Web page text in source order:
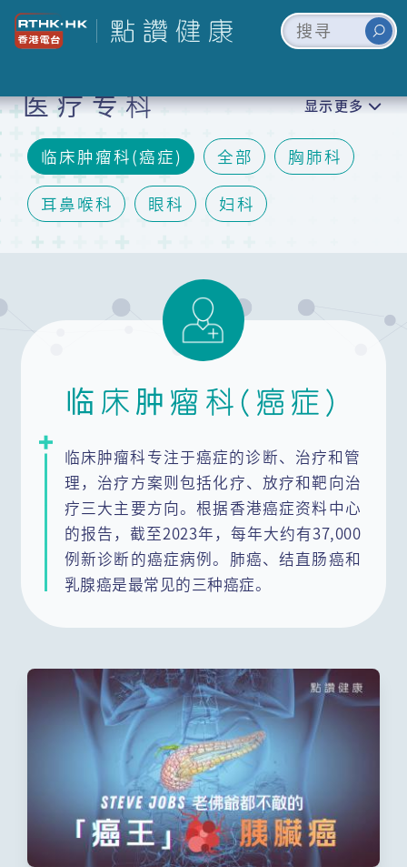
医疗专科
全部 胸肺科
临床肿瘤科(癌症)
耳鼻喉科 眼科 妇科
矫形及创伤外科(骨科)
口腔颌面外科及牙科
精神科 皮肤科
内分泌及糖尿科(肾脏)
呼吸系统科
风湿病科(免疫系统及关节) 整形外科
感染及传染科 肠胃肝胆科
显示更多
临床肿瘤科(癌症)
临床肿瘤科专注于癌症的诊断、治疗和管
理，治疗方案则包括化疗、放疗和靶向治
疗三大主要方向。根据香港癌症资料中心
的报告，截至2023年，每年大约有37,000
例新诊断的癌症病例。肺癌、结直肠癌和
乳腺癌是最常见的三种癌症。